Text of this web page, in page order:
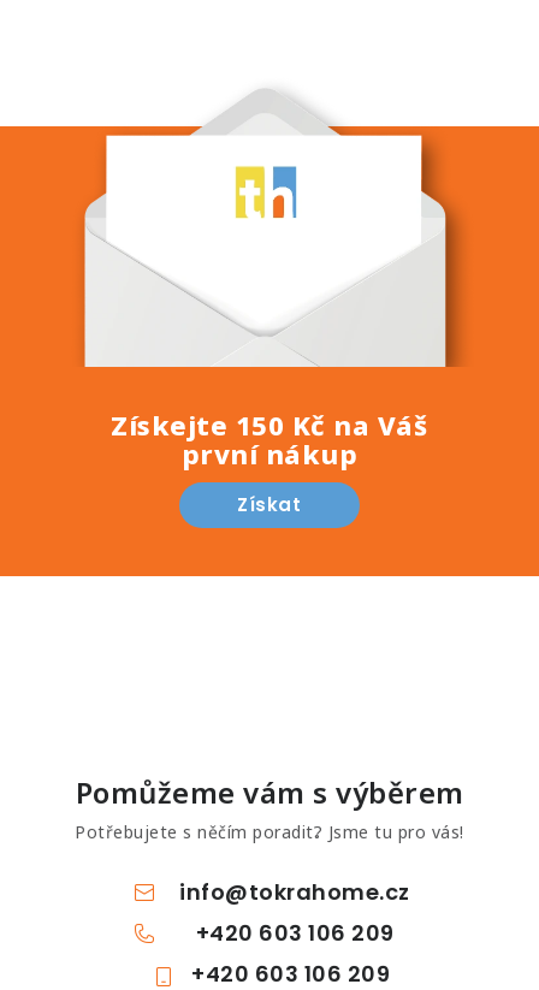
Získejte 150 Kč na Váš
první nákup
Získat
Pomůžeme vám s výběrem
Potřebujete s něčím poradit? Jsme tu pro vás!
info@tokrahome.cz
+420 603 106 209
+420 603 106 209